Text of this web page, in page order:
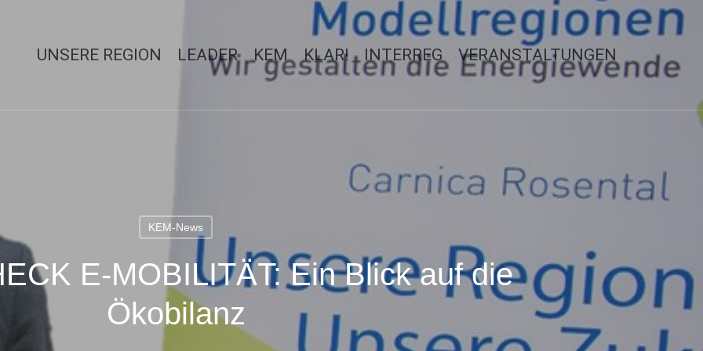
UNSERE REGION LEADER KEM KLAR! INTERREG VERANSTALTUNGEN
KEM-News
E-MOBILITÄT: Ein Blick auf die
Ökobilanz